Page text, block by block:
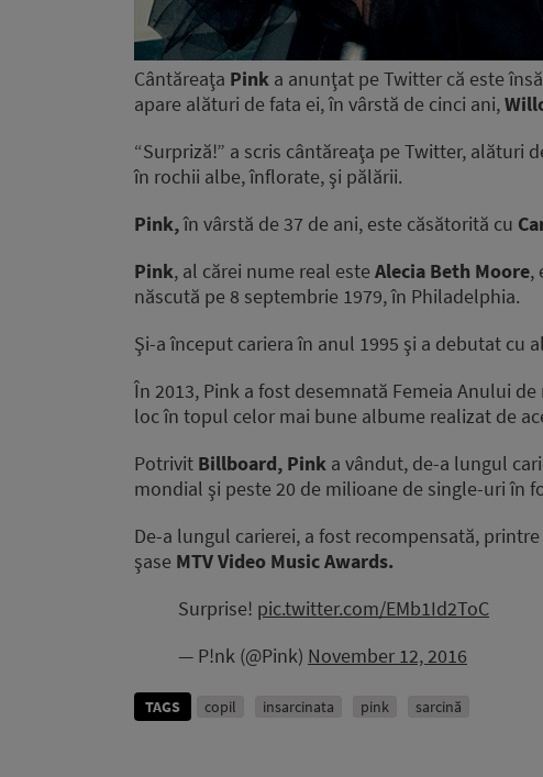
Cântăreaţa Pink a anunţat pe Twitter că este
apare alături de fata ei, în vârstă de cinci ani,
“Surpriză!” a scris cântăreaţa pe Twitter, alături
în rochii albe, înflorate, şi pălării.
Pink,în vârstă de 37 de ani, este căsătorită cu
Pink, al cărei nume real este Alecia Beth Moore,
născută pe 8 septembrie 1979, în Philadelphia.
Şi-a început cariera în anul 1995 şi a debutat cu
În 2013, Pink a fost desemnată Femeia Anului de
loc în topul celor mai bune albume realizat de
Potrivit Billboard, Pink a vândut, de-a lungul
mondial şi peste 20 de milioane de single-uri în
De-a lungul carierei, a fost recompensată,
şase MTV Video Music Awards.
Surprise! pic.twitter.com/EMb1Id2ToC
— P!nk (@Pink) November 12, 2016
TAGS copil insarcinata pink sarcină